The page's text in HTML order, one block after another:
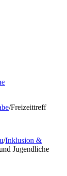
/Freizeittreff
/Inklusion &
Jugendliche